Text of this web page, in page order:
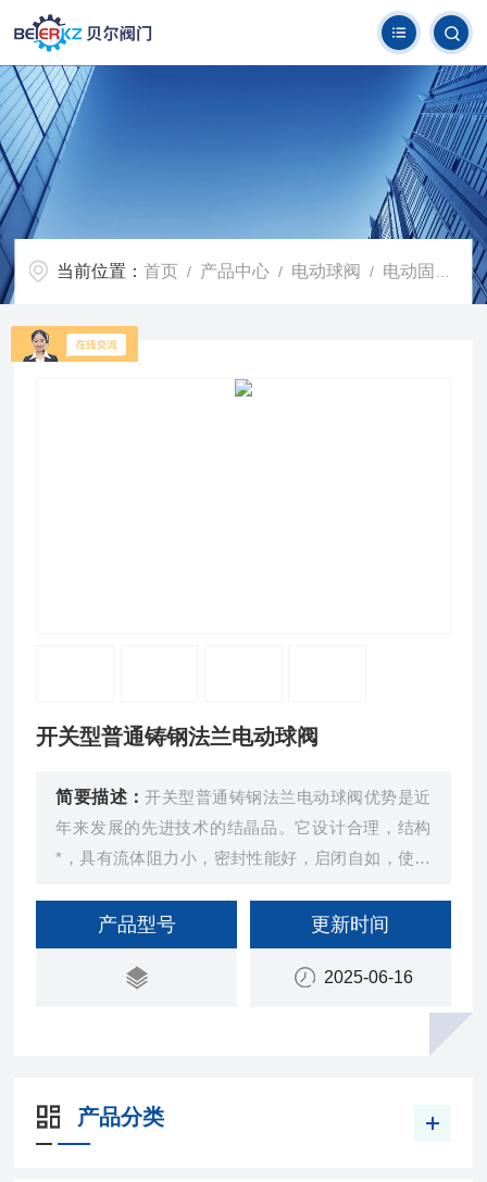
当前位置：首页 / 产品中心 / 电动球阀 / 电动固定球阀
开关型普通铸钢法兰电动球阀
简要描述：开关型普通铸钢法兰电动球阀优势是近
年来发展的先进技术的结晶品。它设计合理，结构
*，具有流体阻力小，密封性能好，启闭自如，使用
启闭的理想装置。
产品型号 更新时间
2025-06-16
产品分类